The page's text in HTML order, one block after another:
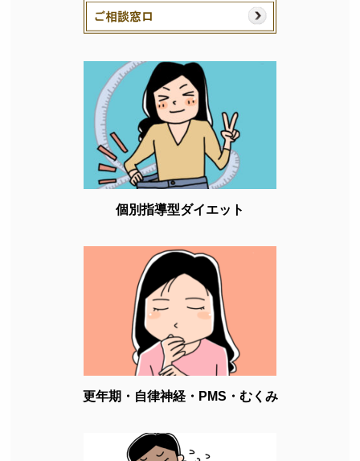
個別指導型ダイエット
更年期・自律神経・PMS・むくみ